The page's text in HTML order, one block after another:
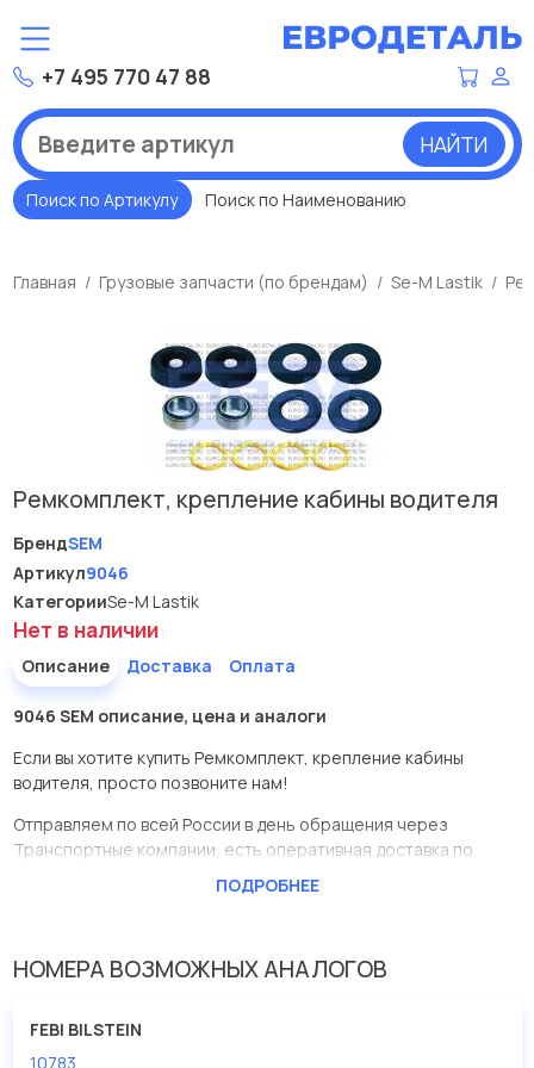
+7 495 770 47 88
НАЙТИ
Поиск по Артикулу Поиск по Наименованию
Главная Грузовые запчасти (по брендам) Se-M Lastik
Ремкомплект, крепление кабины водителя
БрендSEM
Артикул9046
КатегорииSe-M Lastik
Нет в наличии
Описание Доставка Оплата
9046 SEM описание, цена и аналоги
Если вы хотите купить Ремкомплект, крепление кабины
водителя, просто позвоните нам!
Отправляем по всей России в день обращения через
Транспортные компании, есть оперативная доставка по
У данной детали есть аналоги с номерами, убедитесь сами.
Евродеталь представлены в большом ассортименте.
ПОДРОБНЕЕ
НОМЕРА ВОЗМОЖНЫХ АНАЛОГОВ
FEBI BILSTEIN
10783